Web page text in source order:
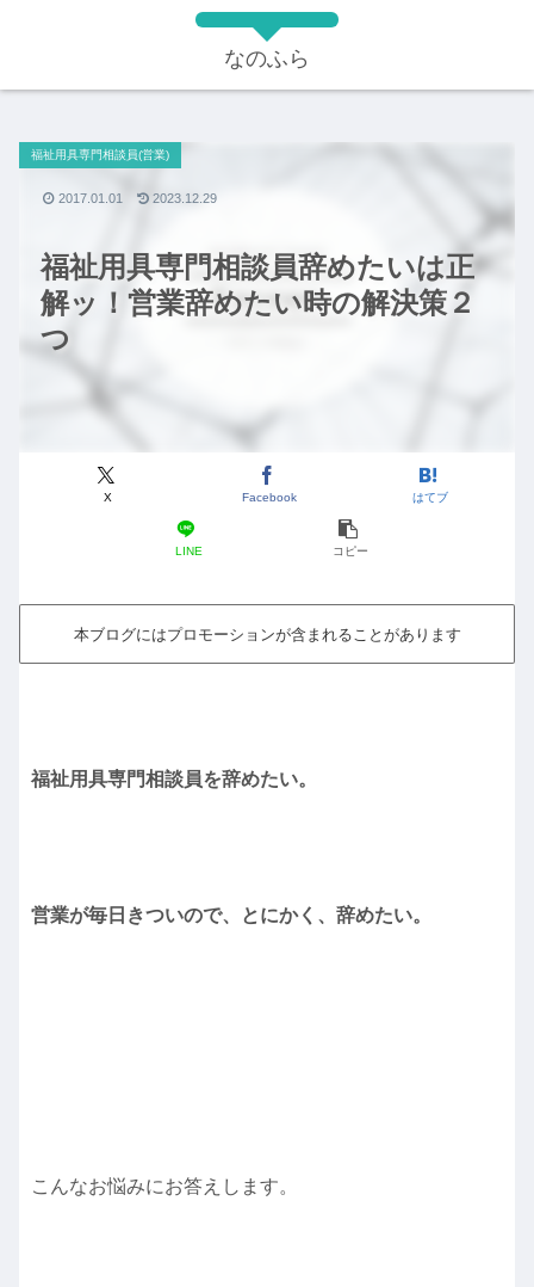
なのふら
福祉用具専門相談員辞めたいは正
解ッ！営業辞めたい時の解決策２
つ
福祉用具専門相談員(営業)
X Facebook はてブ
LINE コピー
2017.01.01 2023.12.29
本ブログにはプロモーションが含まれることがあります
福祉用具専門相談員を辞めたい。
営業が毎日きついので、とにかく、辞めたい。
こんなお悩みにお答えします。